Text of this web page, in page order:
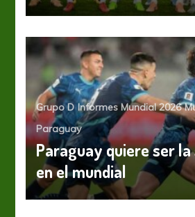
Grupo D Informes Mundial 2026
Paraguay
Paraguay quiere ser
en el mundial